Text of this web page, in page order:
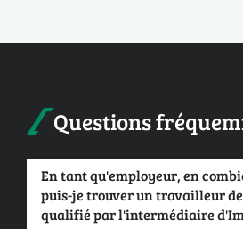
Questions
En tant qu'employeur, en
puis-je trouver un travailleur
qualifié par l'intermédiaire